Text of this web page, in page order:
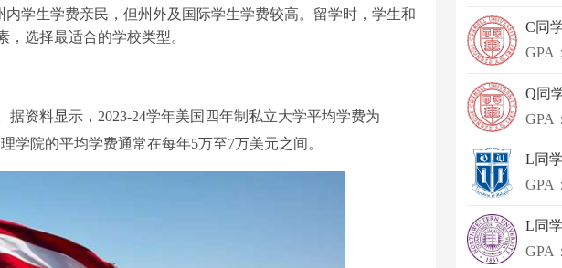
算器 留学评估 智能诊断
学生学费亲民，但州外及国际学生学费较高。留学时，学生和
，选择最适合的学校类型。
料显示，2023-24学年美国四年制私立大学平均学费为
学院的平均学费通常在每年5万至7万美元之间。
C同
GPA
Q同
GPA
L同
GPA
L同
GPA